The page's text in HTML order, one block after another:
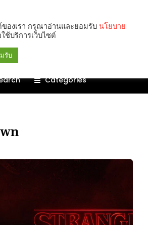
Categories
ของเรา กรุณาอ่านและยอมรับ นโยบาย
ใช้บริการเว็บไซต์
รับ